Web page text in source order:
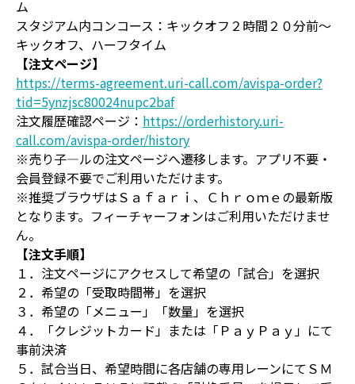
ム
スタジアム内コンコース：キックオフ２時間２０分前～
キックオフ、ハーフタイム
【注文ページ】
https://terms-agreement.uri-call.com/avispa-order?
tid=5ynzjsc80024nupc2baf
注文履歴確認ページ： https://orderhistory.uri-
call.com/avispa-order/history
※売り子―ルの注文ページへ遷移します。アプリ不要・
会員登録不要でご利用いただけます。
※推奨ブラウザはＳａｆａｒｉ、Ｃｈｒｏｍｅの最新版
となります。フィーチャーフォンはご利用いただけませ
ん。
【注文手順】
１．注文ページにアクセスして希望の「試合」を選択
２．希望の「受取時間帯」を選択
３．希望の「メニュー」「数量」を選択
４．「クレジットカード」または「ＰａｙＰａｙ」にて
事前決済
５．試合当日、希望時間に各店舗の専用レーンにてＳＭ